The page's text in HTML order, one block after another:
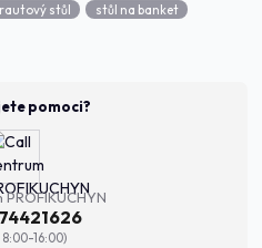
rautový stůl
stůl na banket
pomoci?
8:00-16:00)